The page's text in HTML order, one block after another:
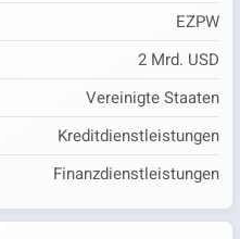
EZPW
2 Mrd. USD
Vereinigte Staaten
Kreditdienstleistungen
Finanzdienstleistungen